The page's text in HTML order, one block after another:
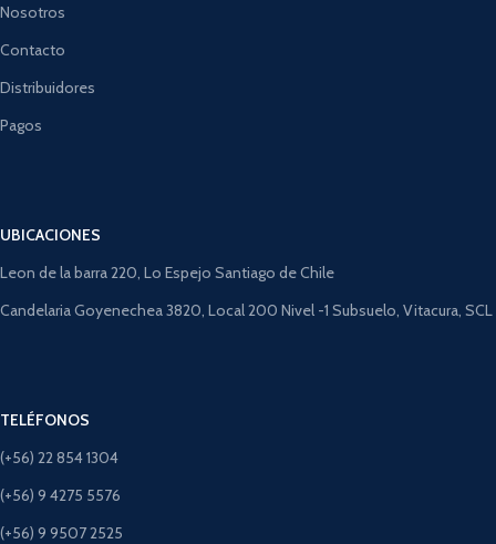
Nosotros
Contacto
Distribuidores
Pagos
UBICACIONES
Leon de la barra 220, Lo Espejo Santiago de Chile
Candelaria Goyenechea 3820, Local 200 Nivel -1 Subsuelo, Vitacura, SCL
TELÉFONOS
(+56) 22 854 1304
(+56) 9 4275 5576
(+56) 9 9507 2525